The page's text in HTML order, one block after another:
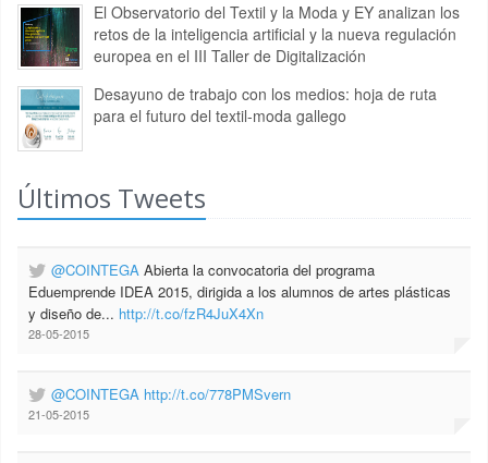
El Observatorio del Textil y la Moda y EY analizan los
retos de la inteligencia artificial y la nueva regulación
europea en el III Taller de Digitalización
Desayuno de trabajo con los medios: hoja de ruta
para el futuro del textil-moda gallego
Últimos Tweets
@COINTEGA Abierta la convocatoria del programa
Eduemprende IDEA 2015, dirigida a los alumnos de artes plásticas
y diseño de... http://t.co/fzR4JuX4Xn
28-05-2015
@COINTEGA http://t.co/778PMSvern
21-05-2015